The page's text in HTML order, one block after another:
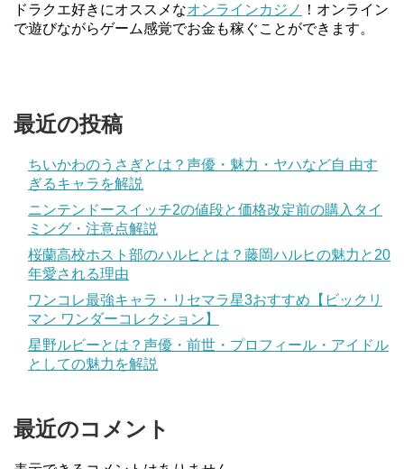
ドラクエ好きにオススメなオンラインカジノ ！オンライン
で遊びながらゲーム感覚でお金も稼ぐことができます。
最近の投稿
ちいかわのうさぎとは？声優・魅力・ヤハなど自 由す
ぎるキャラを解説
ニンテンドースイッチ2の値段と価格改定前の購入タイ
ミング・注意点解説
桜蘭高校ホスト部のハルヒとは？藤岡ハルヒの魅力と20
年愛される理由
ワンコレ最強キャラ・リセマラ星3おすすめ【ビックリ
マン ワンダーコレクション】
星野ルビーとは？声優・前世・プロフィール・アイドル
としての魅力を解説
最近のコメント